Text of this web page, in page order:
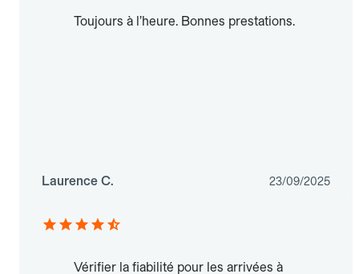
Toujours à l’heure. Bonnes prestations.
Laurence C. 23/09/2025
Vérifier la fiabilité pour les arrivées à